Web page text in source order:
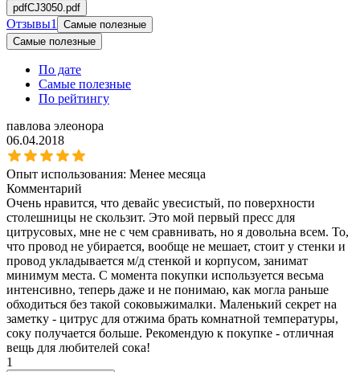
pdfCJ3050.pdf
Отзывы1
Самые полезные
Самые полезные
По дате
Самые полезные
По рейтингу
павлова элеонора
06.04.2018
Опыт использования: Менее месяца
Комментарий
Очень нравится, что девайс увесистый, по поверхности
столешницы не скользит. Это мой первый пресс для
цитрусовых, мне не с чем сравнивать, но я довольна всем. То,
что провод не убирается, вообще не мешает, стоит у стенки и
провод укладывается м/д стенкой и корпусом, занимат
минимум места. С момента покупки используется весьма
интенсивно, теперь даже и не понимаю, как могла раньше
обходиться без такой соковыжималки. Маленький секрет на
заметку - цитрус для отжима брать комнатной температуры,
соку получается больше. Рекомендую к покупке - отличная
вещь для любителей сока!
1